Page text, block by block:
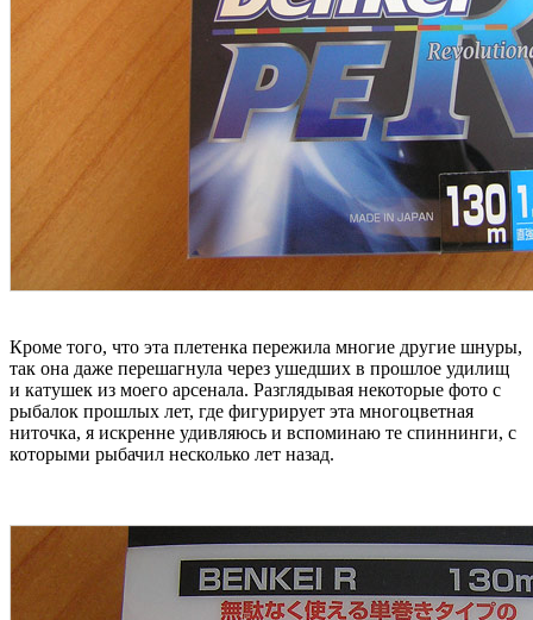
Кроме того, что эта плетенка пережила многие другие шнуры,
так она даже перешагнула через ушедших в прошлое удилищ
и катушек из моего арсенала. Разглядывая некоторые фото с
рыбалок прошлых лет, где фигурирует эта многоцветная
ниточка, я искренне удивляюсь и вспоминаю те спиннинги, с
которыми рыбачил несколько лет назад.